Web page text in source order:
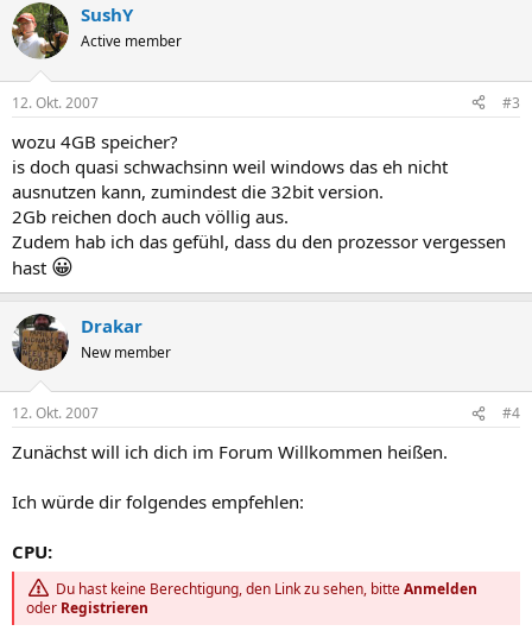
SushY
Active member
12. Okt. 2007 #3
wozu 4GB speicher?
is doch quasi schwachsinn weil windows das eh nicht
ausnutzen kann, zumindest die 32bit version.
2Gb reichen doch auch völlig aus.
Zudem hab ich das gefühl, dass du den prozessor vergessen
hast 😀
Drakar
New member
12. Okt. 2007 #4
Zunächst will ich dich im Forum Willkommen heißen.
Ich würde dir folgendes empfehlen:
CPU:
Du hast keine Berechtigung, den Link zu sehen, bitteAnmelden
oder Registrieren